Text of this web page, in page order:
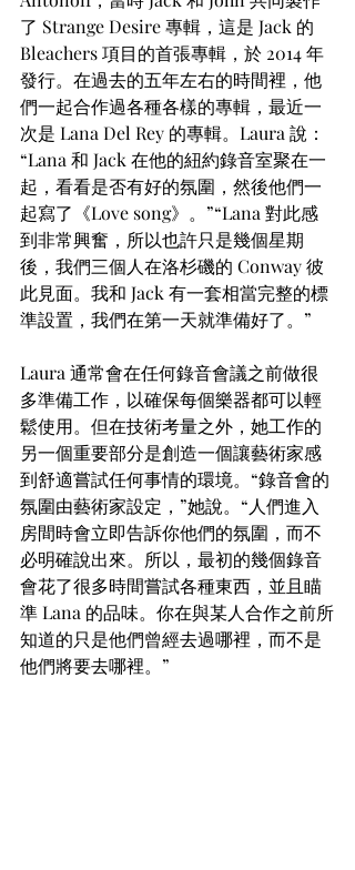
了 Strange Desire 專輯，這是 Jack 的
Bleachers 項目的首張專輯，於 2014 年
發行。在過去的五年左右的時間裡，他
們一起合作過各種各樣的專輯，最近一
次是 Lana Del Rey 的專輯。Laura 說：
“Lana 和 Jack 在他的紐約錄音室聚在一
起，看看是否有好的氛圍，然後他們一
起寫了《Love song》。”“Lana 對此感
到非常興奮，所以也許只是幾個星期
後，我們三個人在洛杉磯的 Conway 彼
此見面。我和 Jack 有一套相當完整的標
準設置，我們在第一天就準備好了。”
Laura 通常會在任何錄音會議之前做很
多準備工作，以確保每個樂器都可以輕
鬆使用。但在技術考量之外，她工作的
另一個重要部分是創造一個讓藝術家感
到舒適嘗試任何事情的環境。“錄音會的
氛圍由藝術家設定，”她說。“人們進入
房間時會立即告訴你他們的氛圍，而不
必明確說出來。所以，最初的幾個錄音
會花了很多時間嘗試各種東西，並且瞄
準 Lana 的品味。你在與某人合作之前所
知道的只是他們曾經去過哪裡，而不是
他們將要去哪裡。”